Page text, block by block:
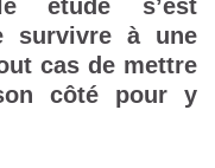
étude s’est
survivre à une
cas de mettre
côté pour y